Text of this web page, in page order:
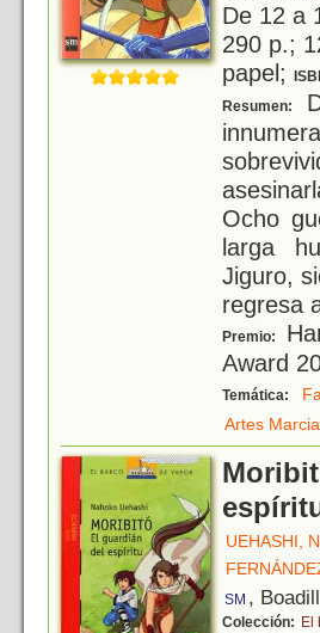
De 12 a
290 p.;
papel;
Resumen:
Ocho
larga
Jiguro,
regresa
Premio:
Award
Temática:
Artes
UEHASHI,
SM ,
Colección: El